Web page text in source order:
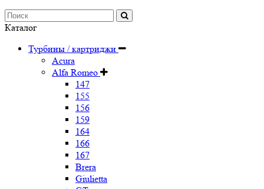
Каталог
Турбины / картриджи
Acura
Alfa Romeo
147
155
156
159
164
166
167
Brera
Giulietta